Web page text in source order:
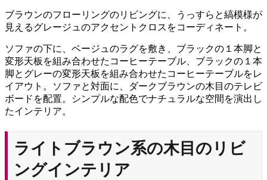
ブラウンのフローリングのリビングに、うっすらと縞模様が
見えるグレージュのアクセントクロスをコーディネート。
ソファの下に、ベージュのラグを敷き、ブラックの１本脚と
変形天板を組み合わせたコーヒーテーブル、ブラックの１本
脚とグレーの変形天板を組み合わせたコーヒーテーブルをレ
イアウト。ソファと対面に、ダークブラウンの木目のテレビ
ボードを配置。シンプルな配色でナチュラルな空間を演出し
たインテリア。
ライトブラウン系の木目のリビ
ングインテリア